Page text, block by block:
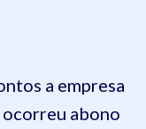
a empresa
ocorreu abono